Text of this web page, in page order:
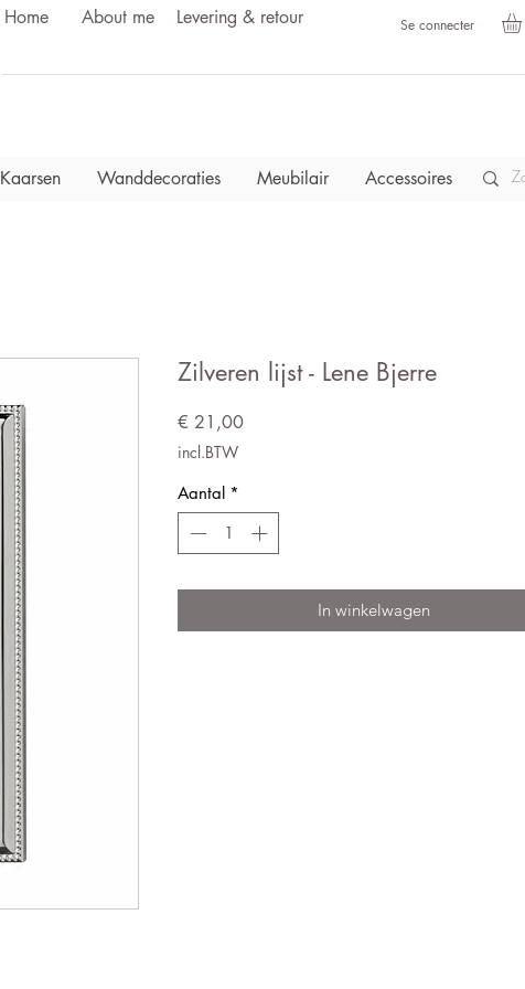
Home About me Levering & retour Se connecter
Kaarsen Wanddecoraties Meubilair Accessoires
Zilveren lijst - Lene Bjerre
€ 21,00Prijs
incl.BTW
Aantal *
In winkelwagen